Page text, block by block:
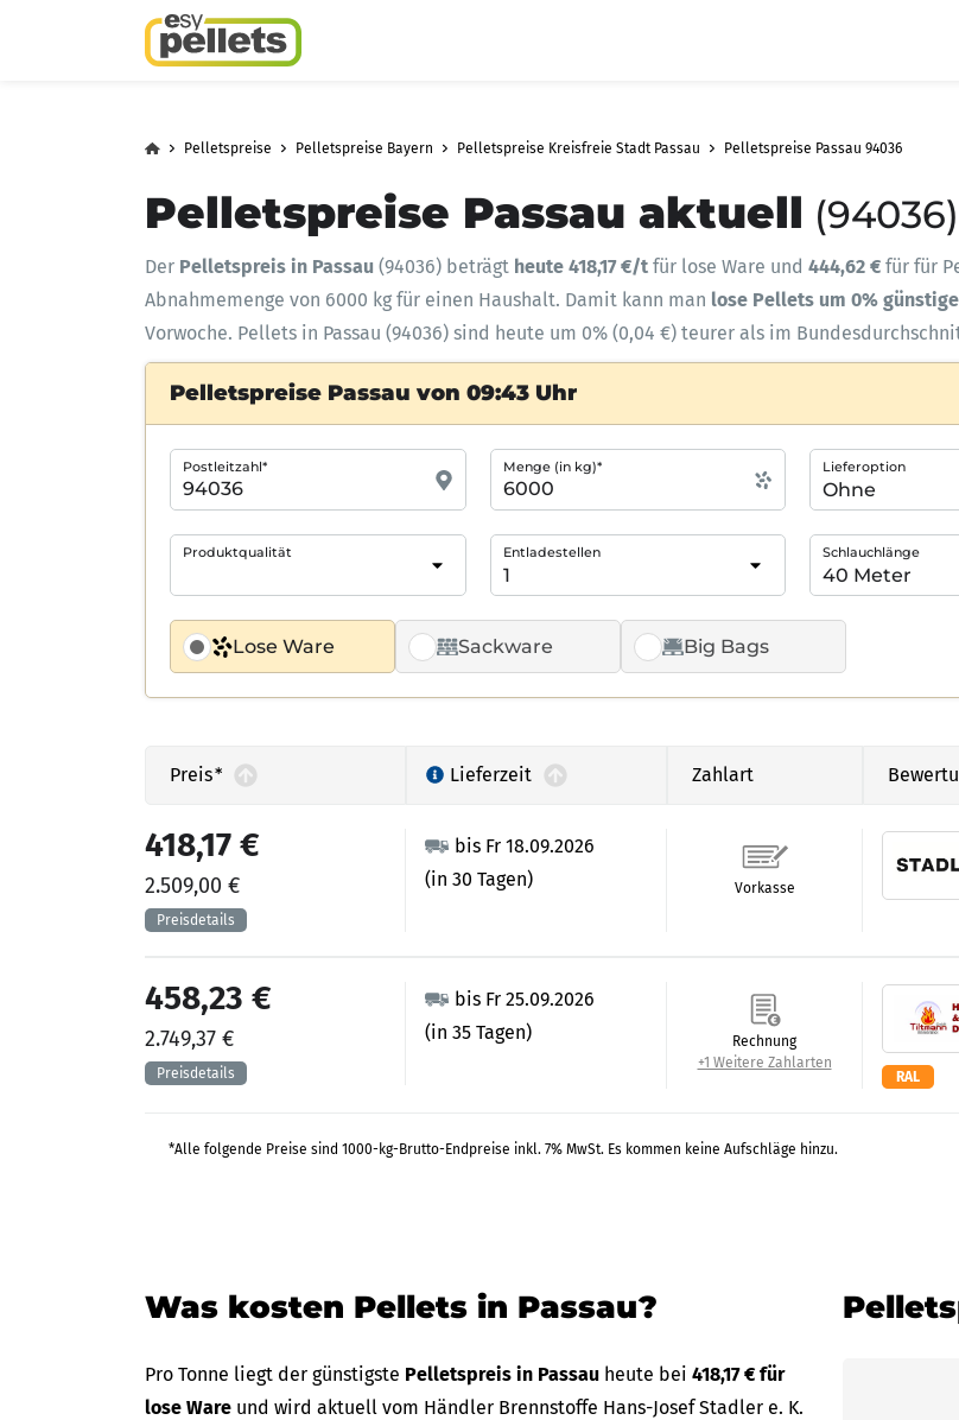
Pelletspreise Pelletspreise Bayern Pelletspreise Kreisfreie Stadt Passau Pelletspreise Passau 94036
Pelletspreise Passau aktuell
Der Pelletspreis in Passau (94036) beträgt heute 418,17 €/t für lose Ware und 444,62 € für für
Abnahmemenge von 6000 kg für einen Haushalt. Damit kann man lose Pellets um 0%
Vorwoche. Pellets in Passau (94036) sind heute um 0% (0,04 €) teurer als im
Pelletspreise Passau von 09:43 Uhr
Lose Ware Sackware Big Bags
Postleitzahl* Menge (in kg)* Lieferoption
Produktqualität Entladestellen Schlauchlänge
Preis* Lieferzeit Zahlart
bis Fr 18.09.2026
(in 30 Tagen)
418,17 €
2.509,00 € Vorkasse
RAL
bis Fr 25.09.2026
(in 35 Tagen)
458,23 €
2.749,37 €
Rechnung
+1 Weitere Zahlarten
*Alle folgende Preise sind 1000-kg-Brutto-Endpreise inkl. 7% MwSt. Es kommen keine Aufschläge hinzu.
Was kosten Pellets in Passau?
Pro Tonne liegt der günstigste Pelletspreis in Passau heute bei 418,17 € für
lose Ware und wird aktuell vom Händler Brennstoffe Hans-Josef Stadler e. K.